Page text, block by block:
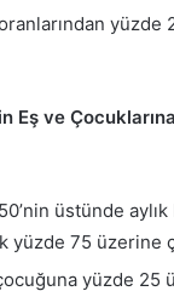
ve
üstünde
yüzde 75 üzerine
yüzde 25
Sailing